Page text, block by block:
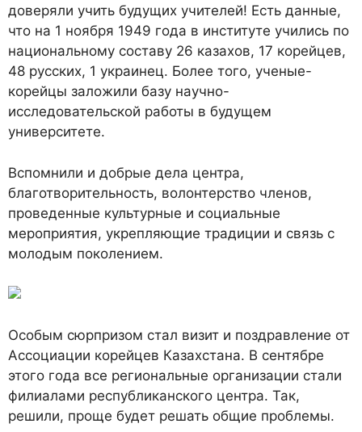
доверяли учить будущих учителей! Есть данные,
что на 1 ноября 1949 года в институте учились по
национальному составу 26 казахов, 17 корейцев,
48 русских, 1 украинец. Более того, ученые-
корейцы заложили базу научно-
исследовательской работы в будущем
университете.
Вспомнили и добрые дела центра,
благотворительность, волонтерство членов,
проведенные культурные и социальные
мероприятия, укрепляющие традиции и связь с
молодым поколением.
Особым сюрпризом стал визит и поздравление от
Ассоциации корейцев Казахстана. В сентябре
этого года все региональные организации стали
филиалами республиканского центра. Так,
решили, проще будет решать общие проблемы.